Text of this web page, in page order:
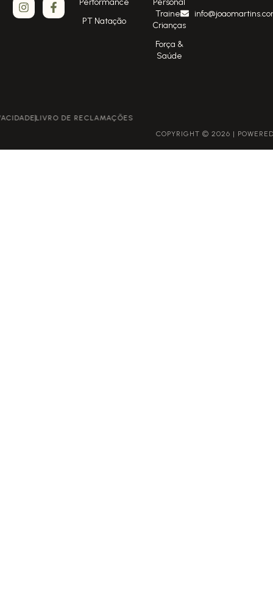
PT Natação
Trainer
Crianças
Força &
Saúde
POLÍTICA DE PRIVACIDADE LIVRO DE RECLAMAÇÕES
COPYRIGHT © 2026 | POWERED BY GROWME